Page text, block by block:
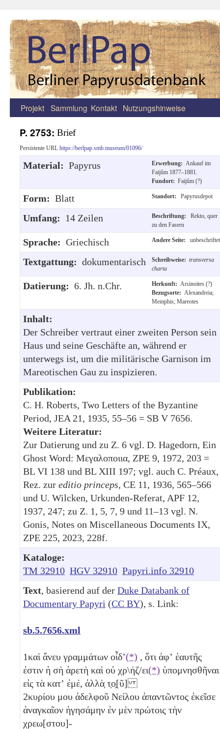
Zum
springen
Projekt Sammlung Kontakt Nutzungshinweise
P. 2753: Brief
Persistente URL https://berlpap.smb.museum/01096/
Material: Papyrus Erwerbung: Ankauf im
Faijûm 1877–1881.
Fundort: Faijûm (?)
Form: Blatt Standort: Papyrusdepot
Umfang: 14 Zeilen Beschriftung:
Rekto, quer
zu den Fasern
Sprache: Griechisch Andere Seite: unbeschriftet
Textgattung: dokumentarisch Schreibweise: transversa
charta
Datierung: 6. Jh. n.Chr. Herkunft: Arsinoites (?)
Bezugsorte: Alexandreia;
Memphis; Mareotes
Inhalt:
Der Schreiber vertraut einer zweiten Person sein
Haus und seine Geschäfte an, während er
unterwegs ist, um die militärische Garnison im
Mareotischen Gau zu inspizieren.
Publikation:
C. H. Roberts, Two Letters of the Byzantine
Period, JEA 21, 1935, 55–56 = SB V 7656.
Weitere Literatur:
Zur Datierung und zu Z. 6 vgl. D. Hagedorn, Ein
Ghost Word: Μεγαλοποιια, ZPE 9, 1972, 203 =
BL VI 138 und BL XIII 197; vgl. auch C. Préaux,
Rez. zur editio princeps, CE 11, 1936, 565–566
und U. Wilcken, Urkunden-Referat, APF 12,
1937, 247; zu Z. 1, 5, 7, 9 und 11–13 vgl. N.
Gonis, Notes on Miscellaneous Documents IX,
ZPE 225, 2023, 228f.
Kataloge:
TM 32910 HGV 32910 Papyri.info 32910
Text, basierend auf der Duke Databank of
Documentary Papyri (CC BY), s. Link:
sb.5.7656.xml
1καὶ ἄνευ γραμμάτων οἶδʼ(*) , ὅτι ἀφʼ ἑαυτῆς
ἐστιν ἡ σὴ ἀρετὴ καὶ οὐ χρ\ήζ/ει(*) ὑπομνησθῆναι
εἰς τὰ κατʼ ἐμέ, ἀλλὰ̣ τ̣ο̣[ῦ]
2κυρίου μου ἀδελφοῦ Νείλου ἀπαντῶντος ἐκεῖσε
ἀναγκαῖον ἡγησάμην ἐν μὲν πρώτοις τὴν
χρεω[στου]-